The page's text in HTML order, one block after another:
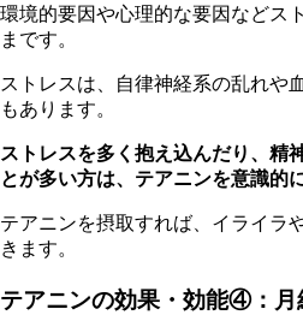
環境的要因や心理的な要因などス
まです。
ストレスは、
自律神経系の乱れや
もあります。
ストレスを多く抱え込んだり、精
とが多い方は、テアニンを意識的
テアニンを摂取すれば、イライラ
きます。
テアニンの効果・効能④：月